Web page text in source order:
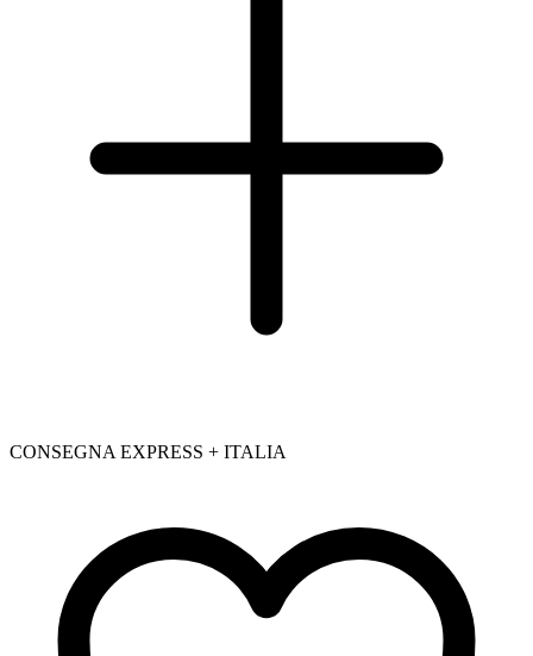
CONSEGNA EXPRESS + ITALIA